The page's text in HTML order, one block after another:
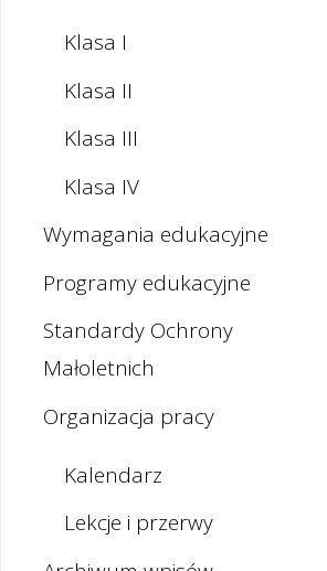
Klasa I
Klasa II
Klasa III
Klasa IV
Wymagania edukacyjne
Programy edukacyjne
Standardy Ochrony
Małoletnich
Organizacja pracy
Kalendarz
Lekcje i przerwy